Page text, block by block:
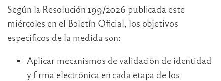
Según la Resolución 199/2026 publicada este
miércoles en el Boletín Oficial, los objetivos
específicos de la medida son:
Aplicar mecanismos de validación de identidad
y firma electrónica en cada etapa de los